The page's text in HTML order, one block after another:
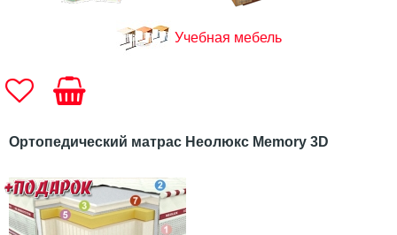
Учебная мебель
Ортопедический матрас Неолюкс Memory 3D